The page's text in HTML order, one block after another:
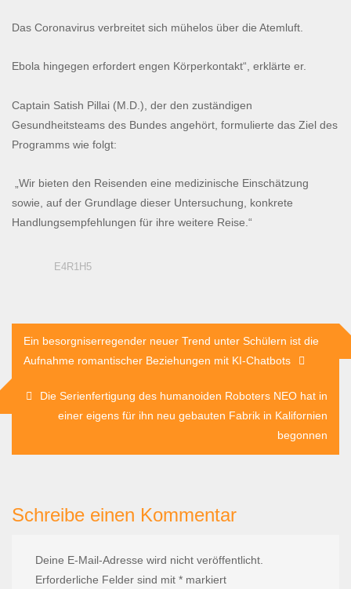
Das Coronavirus verbreitet sich mühelos über die Atemluft.
Ebola hingegen erfordert engen Körperkontakt“, erklärte er.
Captain Satish Pillai (M.D.), der den zuständigen
Gesundheitsteams des Bundes angehört, formulierte das Ziel des
Programms wie folgt:
„Wir bieten den Reisenden eine medizinische Einschätzung
sowie, auf der Grundlage dieser Untersuchung, konkrete
Handlungsempfehlungen für ihre weitere Reise.“
E4R1H5
Beitragsnavigation
Ein besorgniserregender neuer Trend unter Schülern ist die
Aufnahme romantischer Beziehungen mit KI-Chatbots
Die Serienfertigung des humanoiden Roboters NEO hat in
einer eigens für ihn neu gebauten Fabrik in Kalifornien
begonnen
Schreibe einen Kommentar
Deine E-Mail-Adresse wird nicht veröffentlicht.
Erforderliche Felder sind mit * markiert